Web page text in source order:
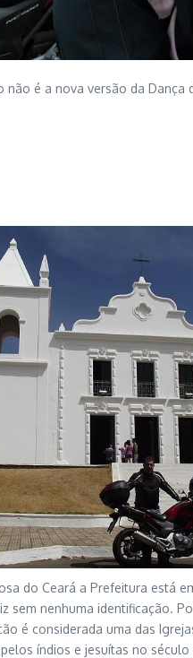
é a nova versão da
do Ceará a Prefeitura está
sem nenhuma identificação.
é considerada uma das
índios e jesuítas no século